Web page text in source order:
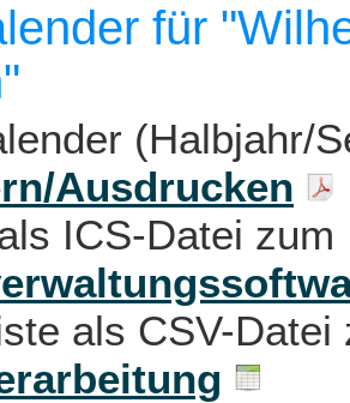
für
(Halbjahr/
Ausdrucken
ICS-Datei zum
als CSV-